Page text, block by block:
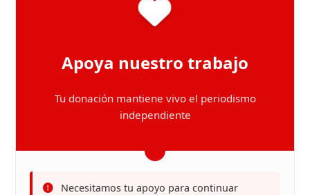
Apoya nuestro trabajo
Tu donación mantiene vivo el periodismo
independiente
Necesitamos tu apoyo para continuar